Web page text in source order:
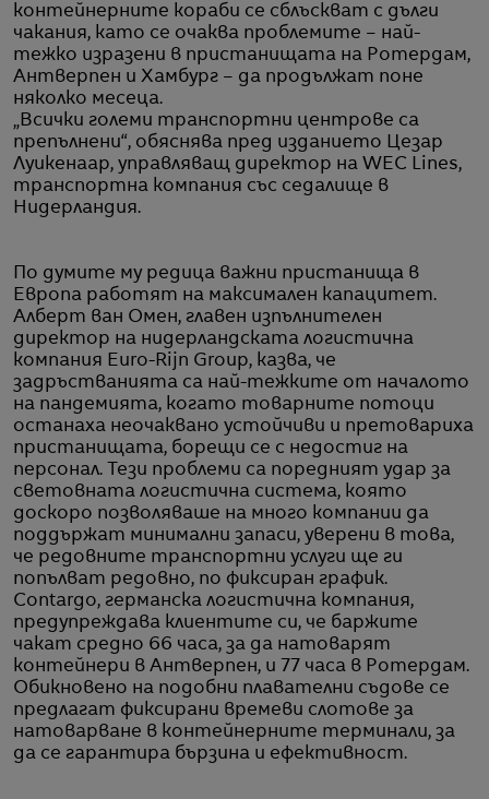
контейнерните кораби се сблъскват с дълги
чакания, като се очаква проблемите – най-
тежкo изразени в пристанищата на Ротердам,
Антверпен и Хамбург – да продължат поне
няколко месеца.
„Всички големи транспортни центрове са
препълнени“, обяснява пред изданието Цезар
Луикенаар, управляващ директор на WEC Lines,
транспортна компания със седалище в
Нидерландия.
По думите му редица важни пристанища в
Европа работят на максимален капацитет.
Алберт ван Омен, главен изпълнителен
директор на нидерландската логистична
компания Euro-Rijn Group, казва, че
задръстванията са най-тежките от началото
на пандемията, когато товарните потоци
останаха неочаквано устойчиви и претовариха
пристанищата, борещи се с недостиг на
персонал. Тези проблеми са поредният удар за
световната логистична система, която
доскоро позволяваше на много компании да
поддържат минимални запаси, уверени в това,
че редовните транспортни услуги ще ги
попълват редовно, по фиксиран график.
Contargo, германска логистична компания,
предупреждава клиентите си, че баржите
чакат средно 66 часа, за да натоварят
контейнери в Антверпен, и 77 часа в Ротердам.
Обикновено на подобни плавателни съдове се
предлагат фиксирани времеви слотове за
натоварване в контейнерните терминали, за
да се гарантира бързина и ефективност.